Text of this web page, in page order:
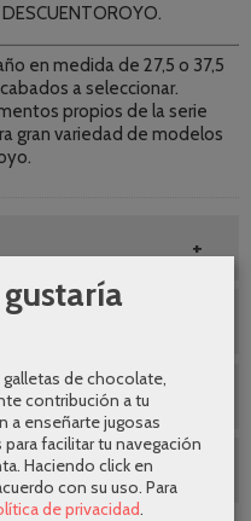
en medida de 27,5 o 37,5
a seleccionar.
propios de la serie
gran variedad de modelos
de chocolate,
contribución a tu
a enseñarte jugosas
facilitar tu navegación
Haciendo click en
con su uso. Para
de privacidad